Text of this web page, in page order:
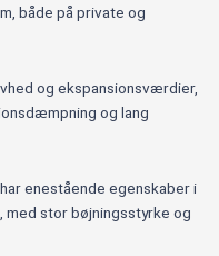
både på private og
og ekspansionsværdier,
og lang
enestående egenskaber i
stor bøjningsstyrke og